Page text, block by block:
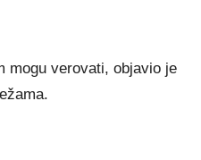
mogu verovati, objavio je